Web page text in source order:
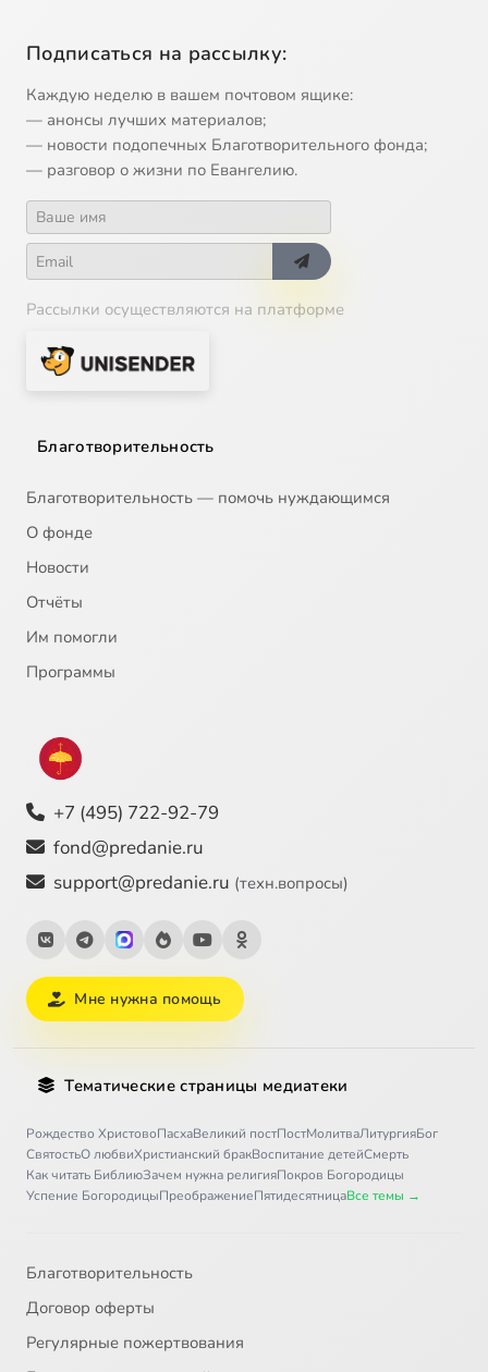
Подписаться на рассылку:
Каждую неделю в вашем почтовом ящике:
— анонсы лучших материалов;
— новости подопечных Благотворительного фонда;
— разговор о жизни по Евангелию.
Рассылки осуществляются на платформе
Благотворительность
Благотворительность — помочь нуждающимся
О фонде
Новости
Отчёты
Им помогли
Программы
+7 (495) 722-92-79
fond@predanie.ru
support@predanie.ru (техн.вопросы)
Мне нужна помощь
Тематические страницы медиатеки
Рождество ХристовоПасхаВеликий постПостМолитваЛитургияБог
СвятостьО любвиХристианский бракВоспитание детейСмерть
Как читать БиблиюЗачем нужна религияПокров Богородицы
Успение БогородицыПреображениеПятидесятницаВсе темы →
Благотворительность
Договор оферты
Регулярные пожертвования